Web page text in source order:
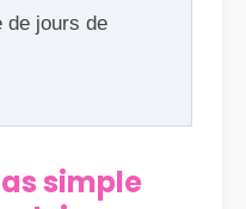
de jours de
simple